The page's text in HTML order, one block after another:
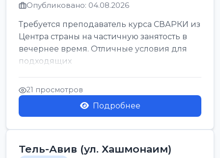
Опубликовано: 04.08.2026
Требуется преподаватель курса СВАРКИ из
Центра страны на частичную занятость в
вечернее время. Отличные условия для
подходящих
21 просмотров
Подробнее
Тель-Авив (ул. Хашмонаим)